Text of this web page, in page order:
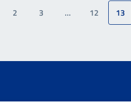
2 3 … 12 13